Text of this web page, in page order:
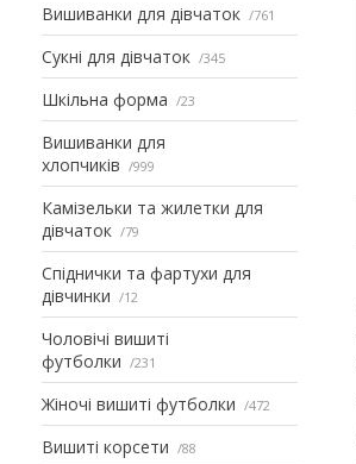
Вишиванки для дівчаток 761
Сукні для дівчаток 345
Шкільна форма 23
Вишиванки для
хлопчиків
999
Камізельки та жилетки для
дівчаток
79
Спіднички та фартухи для
дівчинки
12
Чоловічі вишиті
футболки
231
Жіночі вишиті футболки 472
Вишиті корсети 88